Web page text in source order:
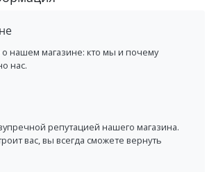
нашем магазине: кто мы и почему
нас.
репутацией нашего магазина.
вас, вы всегда сможете вернуть